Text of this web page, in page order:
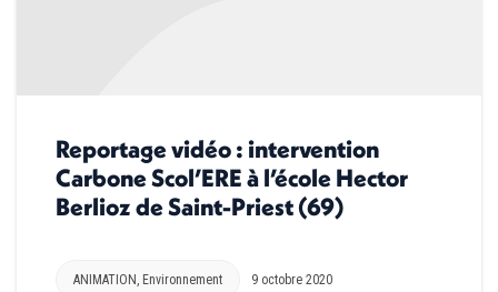
Reportage vidéo : intervention
Carbone Scol’ERE à l’école Hector
Berlioz de Saint-Priest (69)
ANIMATION , Environnement 9 octobre 2020